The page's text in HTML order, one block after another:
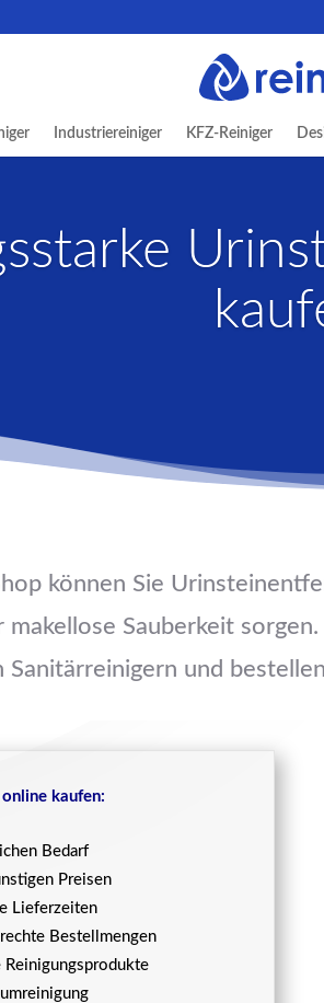
Industriereiniger KFZ-Reiniger
können Sie
makellose Sauberkeit
Sanitärreinigern und
kaufen:
Bedarf
Preisen
Lieferzeiten
Bestellmengen